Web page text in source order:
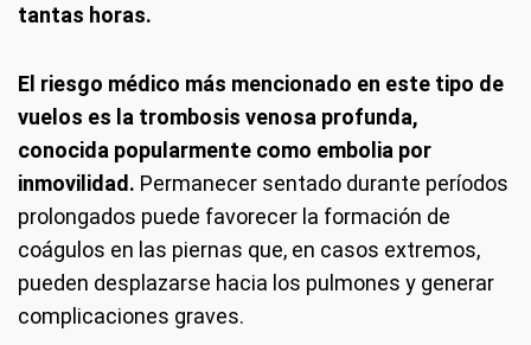
tantas horas.
El riesgo médico más mencionado en este tipo de
vuelos es la trombosis venosa profunda,
conocida popularmente como embolia por
inmovilidad. Permanecer sentado durante períodos
prolongados puede favorecer la formación de
coágulos en las piernas que, en casos extremos,
pueden desplazarse hacia los pulmones y generar
complicaciones graves.